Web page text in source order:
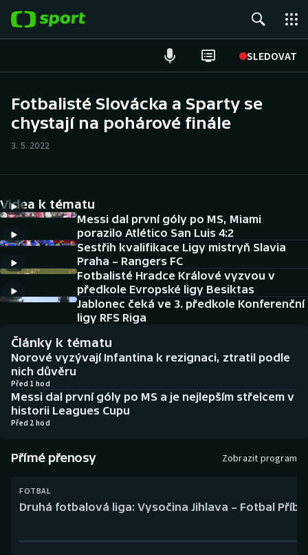
SLEDOVAT
Hokej
Cyklistika
DALŠÍ SPORTY
Americký fotbal
Baseball a softbal
Basketbal
Biatlon
Boby a skeleton
Box
NEPŘEHLÉDNĚTE
Historické návraty
Aplikace ČT sport
AZ kvíz
Fotbalisté Slovácka a Sparty se
chystají na pohárové finále
3. 5. 2022
Videa k tématu
Messi dal první góly po MS, Miami
porazilo Atlético San Luis 4:2
Sestřih kvalifikace Ligy mistryň Slavia
Praha – Rangers FC
Fotbalisté Hradce Králové vyzvou v
předkole Evropské ligy Besiktas
Jablonec čeká ve 3. předkole Konferenční
ligy RFS Riga
Články k tématu
Norové vyzývají Infantina k rezignaci, ztratil podle
nich důvěru
Před 1 hod
Messi dal první góly po MS a je nejlepším střelcem v
historii Leagues Cupu
Před 2 hod
Přímé přenosy Zobrazit program
FOTBAL
Druhá fotbalová liga: Vysočina Jihlava – Fotbal